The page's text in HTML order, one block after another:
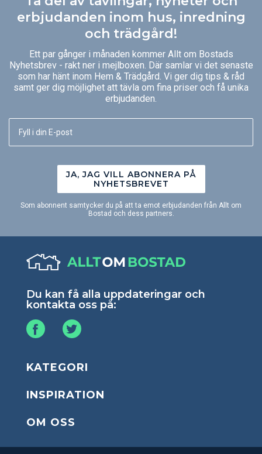
erbjudanden inom hus, inredning
och trädgård!
Ett par gånger i månaden kommer Allt om Bostads
Nyhetsbrev - rakt ner i mejlboxen. Där samlar vi det senaste
som har hänt inom Hem & Trädgård. Vi ger dig tips & råd
samt ger dig möjlighet att tävla om fina priser och få unika
erbjudanden.
JA, JAG VILL ABONNERA PÅ
NYHETSBREVET
Som abonnent samtycker du på att ta emot erbjudanden från Allt om
Bostad och dess partners.
Du kan få alla uppdateringar och
kontakta oss på:
KATEGORI
INSPIRATION
OM OSS